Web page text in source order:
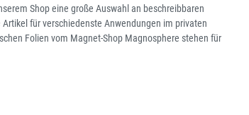
Shop eine große Auswahl an beschreibbaren
für verschiedenste Anwendungen im privaten
Folien vom Magnet-Shop Magnosphere stehen für